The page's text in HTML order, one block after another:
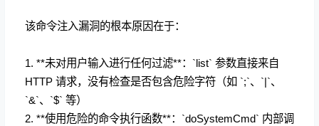
该命令注入漏洞的根本原因在于：
1. **未对用户输入进行任何过滤**：`list` 参数直接来自
HTTP 请求，没有检查是否包含危险字符（如 `;`、`|`、
`&`、`$` 等）
2. **使用危险的命令执行函数**：`doSystemCmd` 内部调